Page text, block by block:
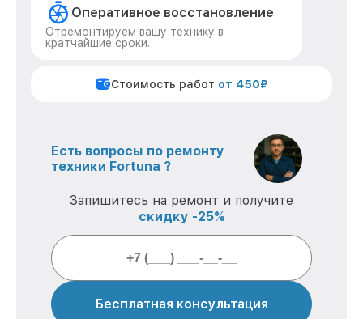
Оперативное восстановление
Отремонтируем вашу технику в
кратчайшие сроки.
Стоимость работ от 450₽
Есть вопросы по ремонту
техники Fortuna ?
Запишитесь на ремонт и получите
скидку -25%
Бесплатная консультация